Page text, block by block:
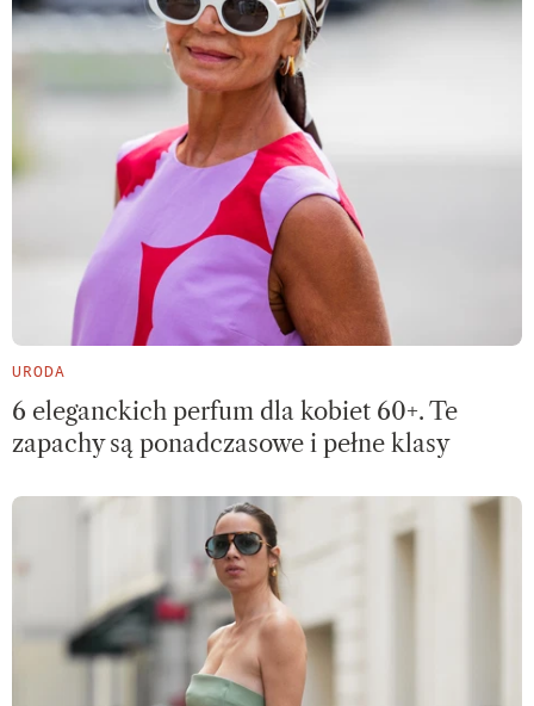
URODA
6 eleganckich perfum dla kobiet 60+. Te
zapachy są ponadczasowe i pełne klasy